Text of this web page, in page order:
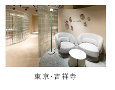
東京・吉祥寺